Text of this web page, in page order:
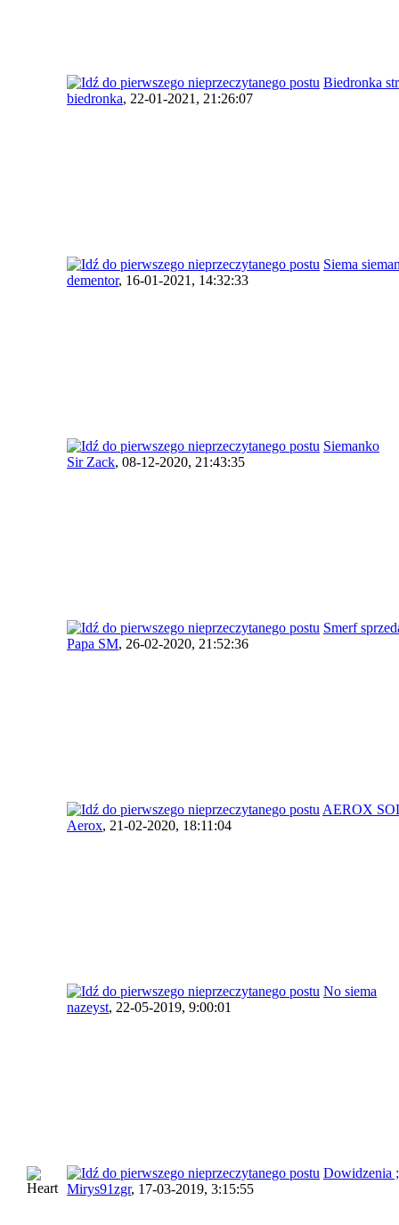
Biedronka
biedronka, 22-01-2021, 21:26:07
Siema
dementor, 16-01-2021, 14:32:33
Siemanko
Sir Zack, 08-12-2020, 21:43:35
Smerf
Papa SM, 26-02-2020, 21:52:36
AEROX
Aerox, 21-02-2020, 18:11:04
No siema
nazeyst, 22-05-2019, 9:00:01
Dowidzenia
Mirys91zgr, 17-03-2019, 3:15:55